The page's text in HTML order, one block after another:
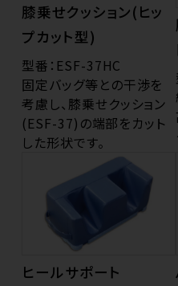
膝乗せクッション(ヒッ
プカット型)
型番：ESF-37HC
固定バッグ等との干渉を
考慮し、膝乗せクッション
(ESF-37)の端部をカット
した形状です。
ヒールサポート